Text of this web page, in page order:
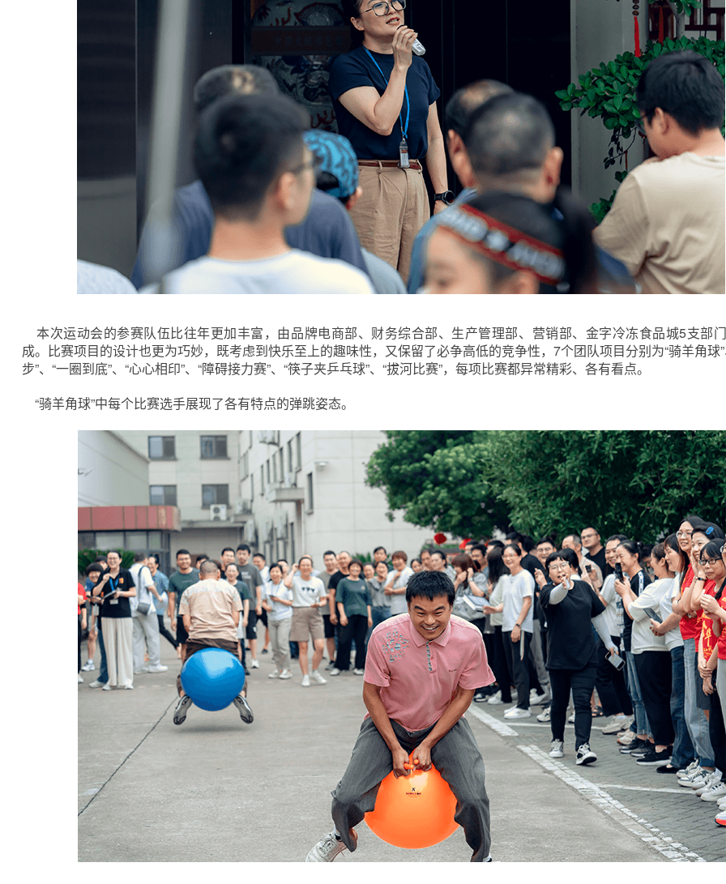
本次运动会的参赛队伍比往年更加丰富，由品牌电商部、财务综合部、生产管理部、营销部、金字冷冻食品城5支部
成。比赛项目的设计也更为巧妙，既考虑到快乐至上的趣味性，又保留了必争高低的竞争性，7个团队项目分别为“骑羊角球”
步”、“一圈到底”、“心心相印”、“障碍接力赛”、“筷子夹乒乓球”、“拔河比赛”，每项比赛都异常精彩、各有看点。
“骑羊角球”中每个比赛选手展现了各有特点的弹跳姿态。